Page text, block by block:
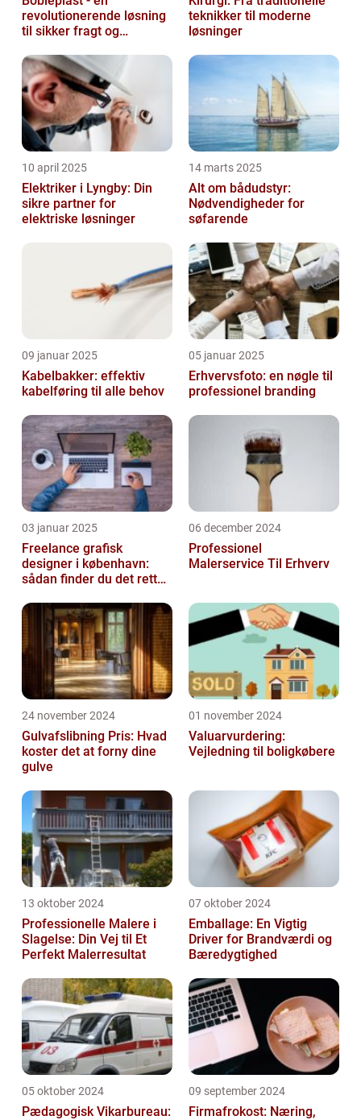
revolutionerende løsning
til sikker fragt og
teknikker til moderne
løsninger
10 april 2025
Elektriker i Lyngby: Din
sikre partner for
elektriske løsninger
14 marts 2025
Alt om bådudstyr:
Nødvendigheder for
søfarende
09 januar 2025
Kabelbakker: effektiv
kabelføring til alle behov
05 januar 2025
Erhvervsfoto: en nøgle til
professionel branding
03 januar 2025
Freelance grafisk
designer i københavn:
sådan finder du det rette
06 december 2024
Professionel
Malerservice Til Erhverv
24 november 2024
Gulvafslibning Pris: Hvad
koster det at forny dine
gulve
01 november 2024
Valuarvurdering:
Vejledning til boligkøbere
13 oktober 2024
Professionelle Malere i
Slagelse: Din Vej til Et
Perfekt Malerresultat
07 oktober 2024
Emballage: En Vigtig
Driver for Brandværdi og
Bæredygtighed
05 oktober 2024
Pædagogisk Vikarbureau:
09 september 2024
Firmafrokost: Næring,